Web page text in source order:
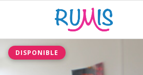
DISPONIBLE